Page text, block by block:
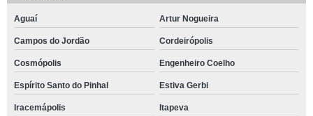
Aguaí Artur Nogueira
Campos do Jordão Cordeirópolis
Cosmópolis Engenheiro Coelho
Espírito Santo do Pinhal Estiva Gerbi
Iracemápolis Itapeva